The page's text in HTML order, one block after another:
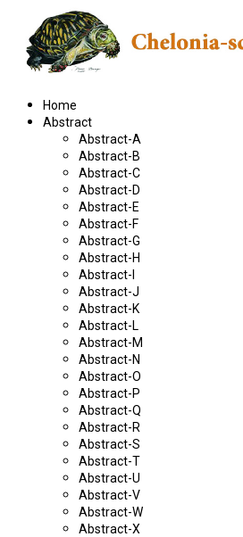
Home
Abstract
Abstract-A
Abstract-B
Abstract-C
Abstract-D
Abstract-E
Abstract-F
Abstract-G
Abstract-H
Abstract-I
Abstract-J
Abstract-K
Abstract-L
Abstract-M
Abstract-N
Abstract-O
Abstract-P
Abstract-Q
Abstract-R
Abstract-S
Abstract-T
Abstract-U
Abstract-V
Abstract-W
Abstract-X